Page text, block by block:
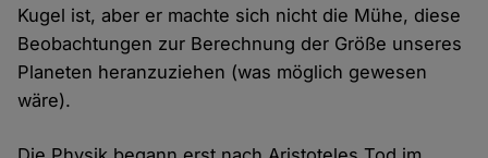
Kugel ist, aber er machte sich nicht die Mühe, diese
Beobachtungen zur Berechnung der Größe unseres
Planeten heranzuziehen (was möglich gewesen
wäre).